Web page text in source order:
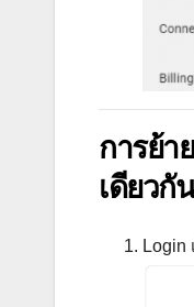
การย้
เดียว
Login